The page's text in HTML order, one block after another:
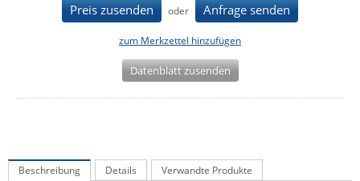
Kerlink
Legrand
Preis zusenden oder Anfrage senden
zum Merkzettel hinzufügen
Datenblatt zusenden
Beschreibung Details Verwandte Produkte